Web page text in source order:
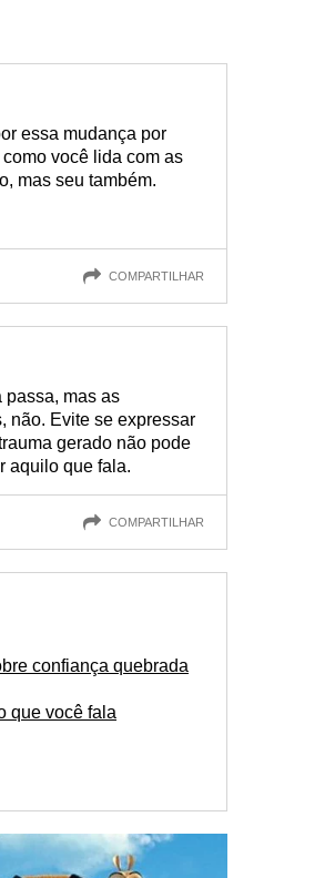
essa mudança por
você lida com as
mas seu também.
COMPARTILHAR
passa, mas as
não. Evite se expressar
gerado não pode
aquilo que fala.
COMPARTILHAR
confiança quebrada
que você fala